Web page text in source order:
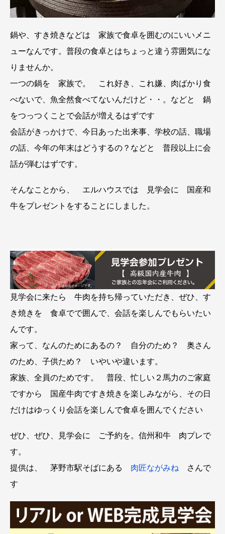
鍋や、すき焼きなどは 家族で食卓を囲むのにいいメニ
ューなんです。普段の食卓とはちょっと違う雰囲気にな
りませんか。
一つの鍋を 家族で。 これ好き、これ嫌、肉ばかり食
べないで、魚全然食べてないんだけど・・。などと 鍋
をつっつくことで会話が増えるはずです
会話がきっかけで、今日あった出来事、学校の話、職場
の話、今年の年末はどうするの？などと 普段以上に会
話が弾むはずです。
そんなことから、 エルハウスでは 見学会に 国産和
牛をプレゼントをすることにしました。
見学会に来たら 牛肉を持ち帰っていただき、ぜひ、す
き焼きを 食卓でで囲んで、会話を楽しんでもらいたい
んです。
家って、なんのためにあるの？ 自分のため？ 奥さん
のため、子供ため？ いやいや違います。
家族、全員のためです。 普段、忙しい２馬力のご家庭
ですから 国産牛肉ですき焼きを楽しみながら、その日
だけはゆっくり会話を楽しんで食卓を囲んでください
ぜひ、ぜひ、見学会に ご予約を。信州和牛 肉プレで
す。
提供は、 茅野市駅そばにある 肉匠ながみね
さんで
す